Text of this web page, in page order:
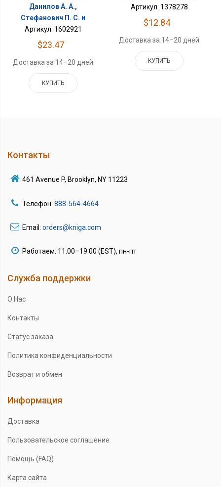
Данилов А. А.,
Стефанович П. С. и
Артикул: 1602921
$23.47
Доставка за 14–20 дней
КУПИТЬ
Артикул: 1378278
$12.84
Доставка за 14–20 дней
КУПИТЬ
Контакты
461 Avenue P, Brooklyn, NY 11223
Телефон: 888-564-4664
Email: orders@kniga.com
Работаем: 11:00–19:00 (EST), пн-пт
Служба поддержки
О Нас
Контакты
Статус заказа
Политика конфиденциальности
Возврат и обмен
Информация
Доставка
Пользовательское соглашение
Помощь (FAQ)
Карта сайта